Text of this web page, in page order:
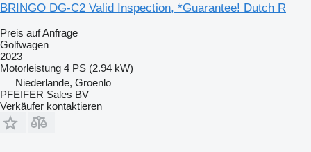
BRINGO DG-C2 Valid Inspection, *Guarantee! Dutch R
Preis auf Anfrage
Golfwagen
2023
Motorleistung 4 PS (2.94 kW)
Niederlande, Groenlo
PFEIFER Sales BV
Verkäufer kontaktieren